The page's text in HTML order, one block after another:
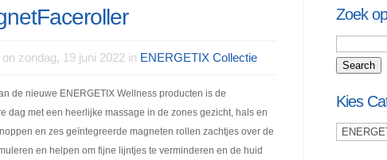
on zondag, 19 juni 2022 in ENERGETIX Collectie
de nieuwe ENERGETIX Wellness producten is de
dag met een heerlijke massage in de zones gezicht, hals en
en zes geïntegreerde magneten rollen zachtjes over de
en helpen om fijne lijntjes te verminderen en de huid
Zoek
Kies